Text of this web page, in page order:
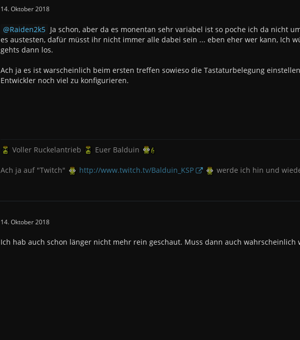
14. Oktober 2018
Raiden2k5 Ja schon, aber da es monentan sehr variabel ist so poche ich da nicht
es austesten, dafür müsst ihr nicht immer alle dabei sein ... eben eher wer kann, Ich
gehts dann los.
Ach ja es ist warscheinlich beim ersten treffen sowieso die Tastaturbelegung
Entwickler noch viel zu konfigurieren.
Voller Ruckelantrieb Euer Balduin
Ach ja auf "Twitch" http://www.twitch.tv/Balduin_KSP werde ich hin und
14. Oktober 2018
Ich hab auch schon länger nicht mehr rein geschaut. Muss dann auch wahrscheinlich